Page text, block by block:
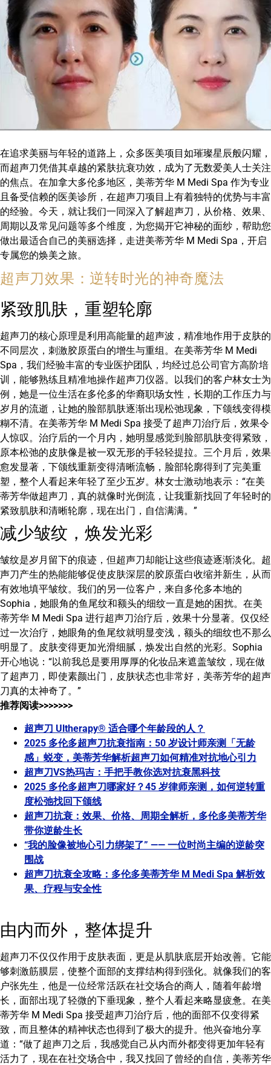
在追求美丽与年轻的道路上，众多医美项目如璀璨星辰般闪耀，
而超声刀凭借其卓越的紧肤抗衰功效，成为了无数爱美人士关注
的焦点。在加拿大多伦多地区，美蒂芳华 M Medi Spa 作为专业
且备受信赖的医美诊所，在超声刀项目上有着独特的优势与丰富
的经验。今天，就让我们一同深入了解超声刀 ，从价格、效果、
周期以及常见问题等多个维度，为您揭开它神秘的面纱，帮助您
做出最适合自己的美丽选择，走进美蒂芳华 M Medi Spa，开启
专属您的焕美之旅。
超声刀效果：逆转时光的神奇魔法
紧致肌肤，重塑轮廓
超声刀的核心原理是利用高能量的超声波，精准地作用于皮肤的
不同层次，刺激胶原蛋白的增生与重组。在美蒂芳华 M Medi
Spa，我们经验丰富的专业医护团队，均经过总公司官方高阶培
训，能够熟练且精准地操作超声刀仪器。以我们的客户林女士为
例，她是一位生活在多伦多的华裔职场女性，长期的工作压力与
岁月的流逝，让她的脸部肌肤逐渐出现松弛现象，下颌线变得模
糊不清。在美蒂芳华 M Medi Spa 接受了超声刀治疗后，效果令
人惊叹。治疗后的一个月内，她明显感觉到脸部肌肤变得紧致，
原本松弛的皮肤像是被一双无形的手轻轻提拉。三个月后，效果
愈发显著，下颌线重新变得清晰流畅，脸部轮廓得到了完美重
塑，整个人看起来年轻了至少五岁。林女士激动地表示：“在美
蒂芳华做超声刀，真的就像时光倒流，让我重新找回了年轻时的
紧致肌肤和清晰轮廓，现在出门，自信满满。”
减少皱纹，焕发光彩
皱纹是岁月留下的痕迹，但超声刀却能让这些痕迹逐渐淡化。超
声刀产生的热能能够促使皮肤深层的胶原蛋白收缩并新生，从而
有效地填平皱纹。我们的另一位客户，来自多伦多本地的
Sophia，她眼角的鱼尾纹和额头的细纹一直是她的困扰。在美
蒂芳华 M Medi Spa 进行超声刀治疗后，效果十分显著。仅仅经
过一次治疗，她眼角的鱼尾纹就明显变浅，额头的细纹也不那么
明显了。皮肤变得更加光滑细腻，焕发出自然的光彩。Sophia
开心地说：“以前我总是要用厚厚的化妆品来遮盖皱纹，现在做
了超声刀，即使素颜出门，皮肤状态也非常好，美蒂芳华的超声
刀真的太神奇了。”
推荐阅读>>>>>>>
超声刀 Ultherapy® 适合哪个年龄段的人？
2025 多伦多超声刀抗衰指南：50 岁设计师亲测「无龄
感」蜕变，美蒂芳华解析超声刀如何精准对抗地心引力
超声刀VS热玛吉：手把手教你选对抗衰黑科技
2025 多伦多超声刀哪家好？45 岁律师亲测，如何逆转重
度松弛找回下颌线
超声刀抗衰：效果、价格、周期全解析，多伦多美蒂芳华
带你逆龄生长
“我的脸像被地心引力绑架了” —— 一位时尚主编的逆龄突
围战
超声刀抗衰全攻略：多伦多美蒂芳华 M Medi Spa 解析效
果、疗程与安全性
由内而外，整体提升
超声刀不仅仅作用于皮肤表面，更是从肌肤底层开始改善。它能
够刺激筋膜层，使整个面部的支撑结构得到强化。就像我们的客
户张先生，他是一位经常活跃在社交场合的商人，随着年龄增
长，面部出现了轻微的下垂现象，整个人看起来略显疲惫。在美
蒂芳华 M Medi Spa 接受超声刀治疗后，他的面部不仅变得紧
致，而且整体的精神状态也得到了极大的提升。他兴奋地分享
道：“做了超声刀之后，我感觉自己从内而外都变得更加年轻有
活力了，现在在社交场合中，我又找回了曾经的自信，美蒂芳华